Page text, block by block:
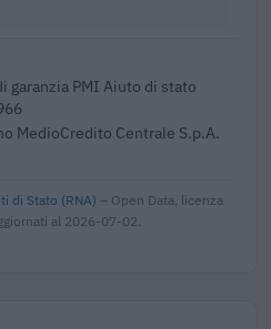
garanzia PMI Aiuto di stato
MedioCredito Centrale S.p.A.
di Stato (RNA) – Open Data, licenza
al 2026-07-02.